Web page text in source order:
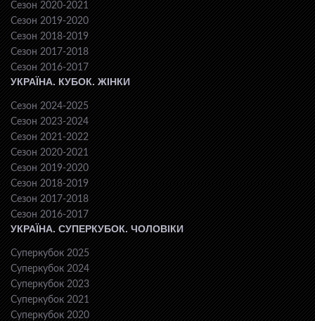
Сезон 2020-2021
Сезон 2019-2020
Сезон 2018-2019
Сезон 2017-2018
Сезон 2016-2017
УКРАЇНА. КУБОК. ЖІНКИ
Сезон 2024-2025
Сезон 2023-2024
Сезон 2021-2022
Сезон 2020-2021
Сезон 2019-2020
Сезон 2018-2019
Сезон 2017-2018
Сезон 2016-2017
УКРАЇНА. СУПЕРКУБОК. ЧОЛОВІКИ
Суперкубок 2025
Суперкубок 2024
Суперкубок 2023
Суперкубок 2021
Суперкубок 2020